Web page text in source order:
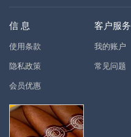
信 息
使用条款
隐私政策
会员优惠
客户服务
我的账户
常见问题